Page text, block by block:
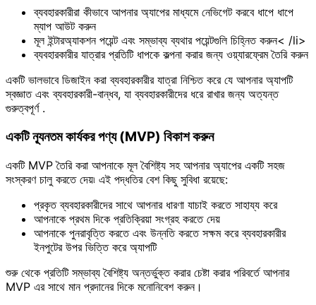
ব্যবহারকারীরা কীভাবে আপনার অ্যাপের মাধ্যমে নেভিগেট করবে ধাপে ধাপে
ম্যাপ আউট করুন
মূল ইন্টারঅ্যাকশন পয়েন্ট এবং সম্ভাব্য ব্যথার পয়েন্টগুলি চিহ্নিত করুন< /li>
ব্যবহারকারীর যাত্রার প্রতিটি ধাপকে কল্পনা করার জন্য ওয়্যারফ্রেম তৈরি করুন
একটি ভালভাবে ডিজাইন করা ব্যবহারকারীর যাত্রা নিশ্চিত করে যে আপনার অ্যাপটি
স্বজ্ঞাত এবং ব্যবহারকারী-বান্ধব, যা ব্যবহারকারীদের ধরে রাখার জন্য অত্যন্ত
গুরুত্বপূর্ণ .
একটি ন্যূনতম কার্যকর পণ্য (MVP) বিকাশ করুন
একটি MVP তৈরি করা আপনাকে মূল বৈশিষ্ট্য সহ আপনার অ্যাপের একটি সহজ
সংস্করণ চালু করতে দেয়৷ এই পদ্ধতির বেশ কিছু সুবিধা রয়েছে:
প্রকৃত ব্যবহারকারীদের সাথে আপনার ধারণা যাচাই করতে সাহায্য করে
আপনাকে প্রথম দিকে প্রতিক্রিয়া সংগ্রহ করতে দেয়
আপনাকে পুনরাবৃত্তি করতে এবং উন্নতি করতে সক্ষম করে ব্যবহারকারীর
ইনপুটের উপর ভিত্তি করে অ্যাপটি
শুরু থেকে প্রতিটি সম্ভাব্য বৈশিষ্ট্য অন্তর্ভুক্ত করার চেষ্টা করার পরিবর্তে আপনার
MVP এর সাথে মান প্রদানের দিকে মনোনিবেশ করুন।